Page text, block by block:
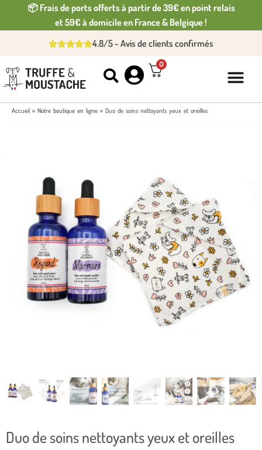
📦 Frais de ports offerts à partir de 39€ en point relais
et 59€ à domicile en France & Belgique !
4.8/5 - Avis de clients confirmés
0
Accueil » Notre boutique en ligne » Duo de soins nettoyants yeux et oreilles
Duo de soins nettoyants yeux et oreilles